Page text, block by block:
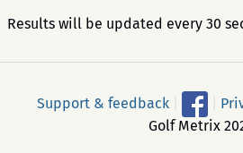
Results will be updated every 30
Support & feedback
Golf Metrix